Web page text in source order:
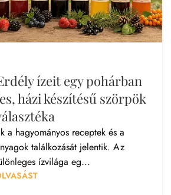
ízeit egy pohárban
házi készítésű szörpök
a hagyományos receptek és a
találkozását jelentik. Az
ízvilága eg...